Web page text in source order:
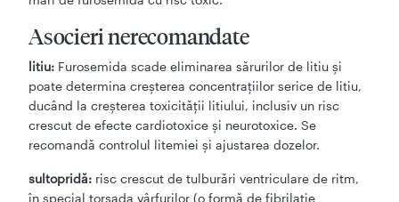
Asocieri nerecomandate
litiu: Furosemida scade eliminarea sărurilor de litiu şi
poate determina creşterea concentraţiilor serice de litiu,
ducând la creşterea toxicităţii litiului, inclusiv un risc
crescut de efecte cardiotoxice şi neurotoxice. Se
recomandă controlul litemiei şi ajustarea dozelor.
sultopridă: risc crescut de tulburări ventriculare de ritm,
în special torsada vârfurilor (o formă de fibrilaţie